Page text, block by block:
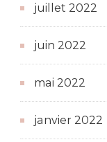
juillet 2022
juin 2022
mai 2022
janvier 2022